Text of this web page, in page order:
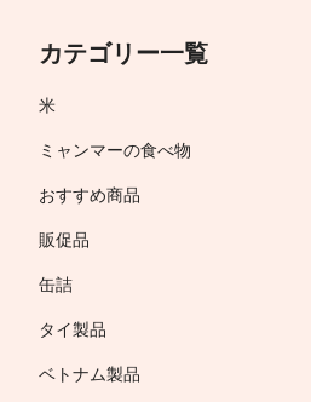
カテゴリー一覧
米
ミャンマーの食べ物
おすすめ商品
販促品
缶詰
タイ製品
ベトナム製品